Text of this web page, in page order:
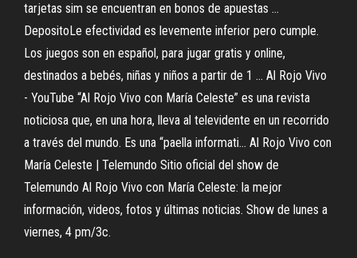
tarjetas sim se encuentran en bonos de apuestas ...
DepositoLe efectividad es levemente inferior pero cumple.
Los juegos son en español, para jugar gratis y online,
destinados a bebés, niñas y niños a partir de 1 ... Al Rojo Vivo
- YouTube “Al Rojo Vivo con María Celeste” es una revista
noticiosa que, en una hora, lleva al televidente en un recorrido
a través del mundo. Es una “paella informati... Al Rojo Vivo con
María Celeste | Telemundo Sitio oficial del show de
Telemundo Al Rojo Vivo con María Celeste: la mejor
información, videos, fotos y últimas noticias. Show de lunes a
viernes, 4 pm/3c.